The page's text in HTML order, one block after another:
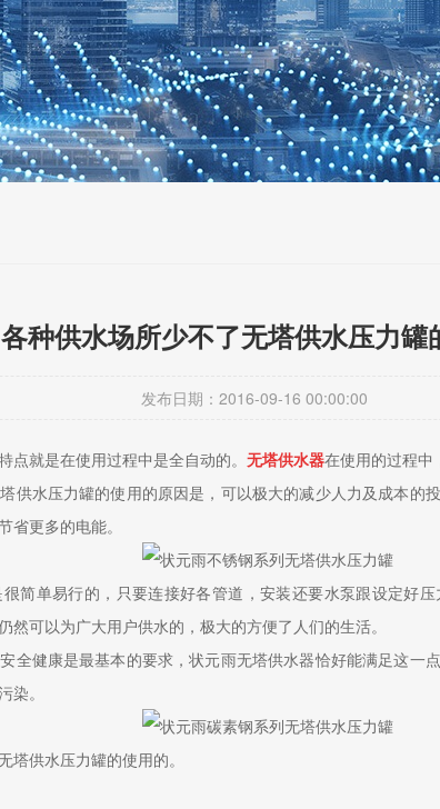
各种供水场所少不了无塔供水压力罐
发布日期：2016-09-16 00:00:00
点就是在使用过程中是全自动的。 无塔供水器在使用的过程中
供水压力罐的使用的原因是，可以极大的减少人力及成本的
省更多的电能。
简单易行的，只要连接好各管道，安装还要水泵跟设定好
可以为广大用户供水的，极大的方便了人们的生活。
全健康是最基本的要求，状元雨无塔供水器恰好能满足这一
染。
塔供水压力罐的使用的。